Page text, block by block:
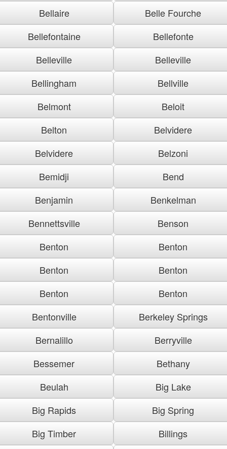
Bellaire
Belle Fourche
Bellefontaine
Bellefonte
Belleville
Belleville
Bellingham
Bellville
Belmont
Beloit
Belton
Belvidere
Belvidere
Belzoni
Bemidji
Bend
Benjamin
Benkelman
Bennettsville
Benson
Benton
Benton
Benton
Benton
Benton
Benton
Bentonville
Berkeley Springs
Bernalillo
Berryville
Bessemer
Bethany
Beulah
Big Lake
Big Rapids
Big Spring
Big Timber
Billings